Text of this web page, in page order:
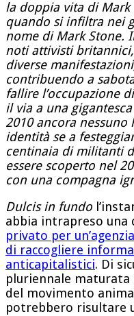
la doppia vita di Mark
quando si infiltra nei
nome di Mark Stone.
noti attivisti
diverse
contribuendo a
fallire l’occupazione
il via a una
2010 ancora nessuno
identità se a
centinaia di militanti
essere scoperto nel
con una compagna
Dulcis in fundo
abbia intrapreso una
privato per
di raccogliere
anticapitalistici. Di
pluriennale maturata
del movimento
potrebbero risultare